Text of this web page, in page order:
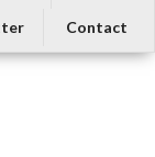
Contact